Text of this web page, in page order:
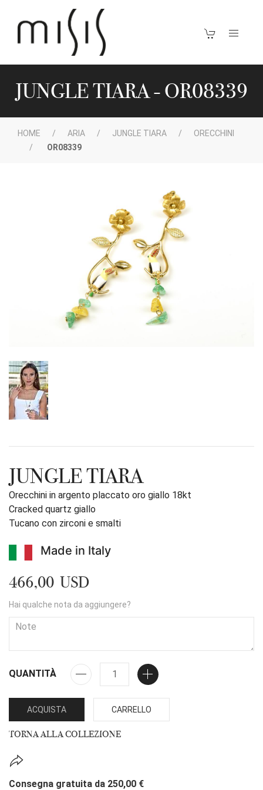
JUNGLE TIARA - OR08339
HOME ARIA JUNGLE TIARA
ORECCHINI
OR08339
JUNGLE TIARA
Orecchini in argento placcato oro giallo 18kt
Cracked quartz giallo
Tucano con zirconi e smalti
Made in Italy
466,00 USD
Hai qualche nota da aggiungere?
QUANTITÀ
ACQUISTA CARRELLO
TORNA ALLA COLLEZIONE
Consegna gratuita da 250,00 €